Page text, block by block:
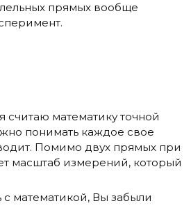
прямых вообще
считаю математику точной
понимать каждое свое
Помимо двух прямых при
масштаб измерений, который
с математикой, Вы забыли